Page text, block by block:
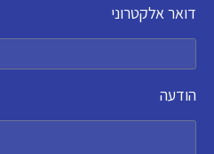
דואר אלקטרוני
הודעה